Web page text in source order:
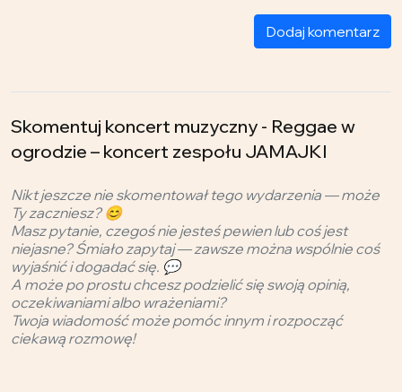
Dodaj komentarz
Skomentuj koncert muzyczny - Reggae w
ogrodzie – koncert zespołu JAMAJKI
Nikt jeszcze nie skomentował tego wydarzenia — może
Ty zaczniesz? 😊
Masz pytanie, czegoś nie jesteś pewien lub coś jest
niejasne? Śmiało zapytaj — zawsze można wspólnie coś
wyjaśnić i dogadać się. 💬
A może po prostu chcesz podzielić się swoją opinią,
oczekiwaniami albo wrażeniami?
Twoja wiadomość może pomóc innym i rozpocząć
ciekawą rozmowę!